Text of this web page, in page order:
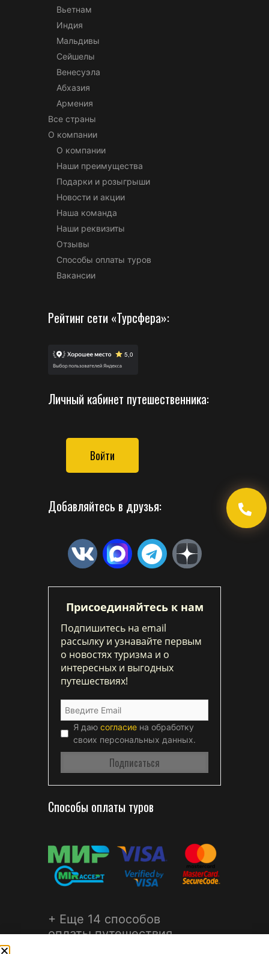
Вьетнам
Индия
Мальдивы
Сейшелы
Венесуэла
Абхазия
Армения
Все страны
О компании
О компании
Наши преимущества
Подарки и розыгрыши
Новости и акции
Наша команда
Наши реквизиты
Отзывы
Способы оплаты туров
Вакансии
Рейтинг сети «Турсфера»:
Личный кабинет путешественника:
Войти
Добавляйтесь в друзья:
Присоединяйтесь к нам
Подпишитесь на email
рассылку и узнавайте первым
о новостях туризма и о
интересных и выгодных
путешествиях!
Я даю согласие на обработку
своих персональных данных.
Способы оплаты туров
+ Еще 14 способов
оплаты путешествия